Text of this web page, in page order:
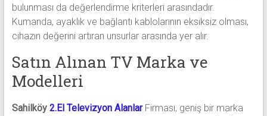
bulunması da değerlendirme kriterleri arasındadır.
Kumanda, ayaklık ve bağlantı kablolarının eksiksiz olması,
cihazın değerini artıran unsurlar arasında yer alır.
Satın Alınan TV Marka ve
Modelleri
Sahilköy 2.El Televizyon AlanlarFirması, geniş bir marka